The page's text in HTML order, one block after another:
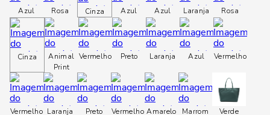
Azul Rosa Cinza Azul Azul Laranja Rosa
Cinza
Animal
Print
Vermelho Preto Laranja Azul Vermelho
Vermelho Laranja Preto Vermelho Amarelo Marrom Verde